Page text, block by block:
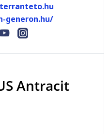
generon.hu/
Antracit